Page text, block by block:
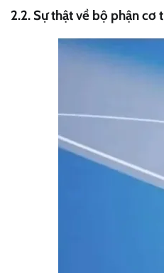
2.2. Sự thật về bộ phận cơ